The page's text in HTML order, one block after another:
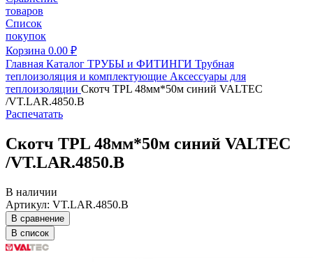
товаров
Список
покупок
Корзина 0.00 ₽
Главная Каталог ТРУБЫ и ФИТИНГИ Трубная
теплоизоляция и комплектующие Аксессуары для
теплоизоляции Скотч TPL 48мм*50м синий VALTEC
/VT.LAR.4850.B
Распечатать
Скотч TPL 48мм*50м синий VALTEC
/VT.LAR.4850.B
В наличии
Артикул: VT.LAR.4850.B
В сравнение
В список